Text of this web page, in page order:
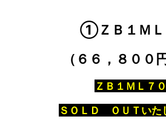
①ＺＢ１ＭＬ
（６６，８００
ＺＢ１ＭＬ７０
ＳＯＬＤ ＯＵＴいた